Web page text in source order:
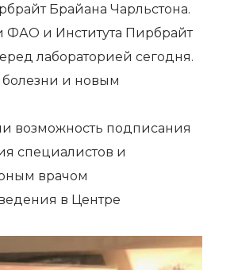
Брайана Чарльстона.
ФАО и Института Пирбрайт
лабораторией сегодня.
и новым
возможность подписания
специалистов и
врачом
в Центре